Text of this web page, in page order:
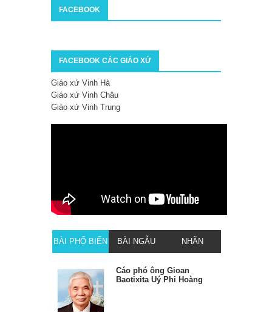
FACEBOOK
FACEBOOK CÁC GIÁO XỨ
Giáo xứ Vinh Hà
Giáo xứ Vinh Châu
Giáo xứ Vinh Trung
BÀI PHỔ BIẾN BÀI NGẪU NHÃN
Cáo phó ông Gioan
Baotixita Uý Phi Hoàng